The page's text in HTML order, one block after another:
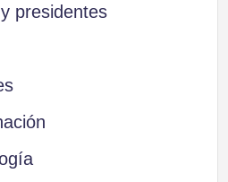
presidentes